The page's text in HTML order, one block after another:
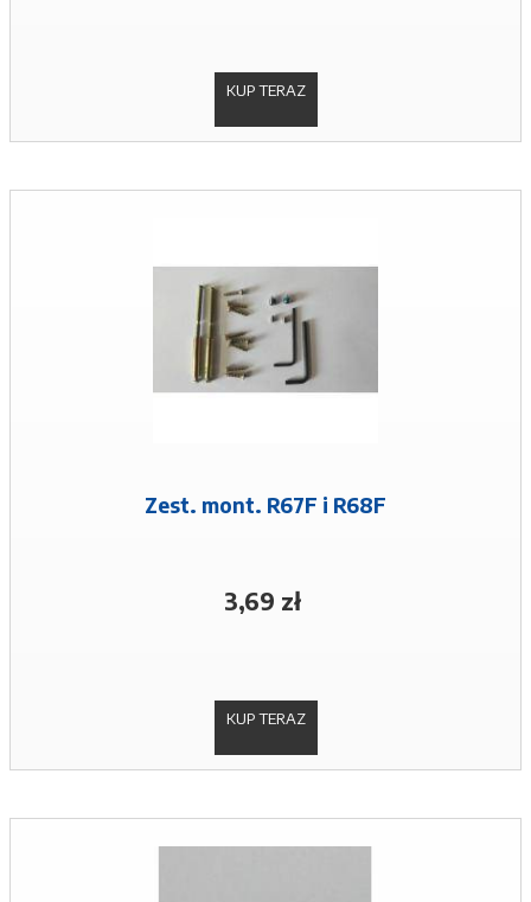
KUP TERAZ
Zest. mont. R67F i R68F
3,69 zł
KUP TERAZ